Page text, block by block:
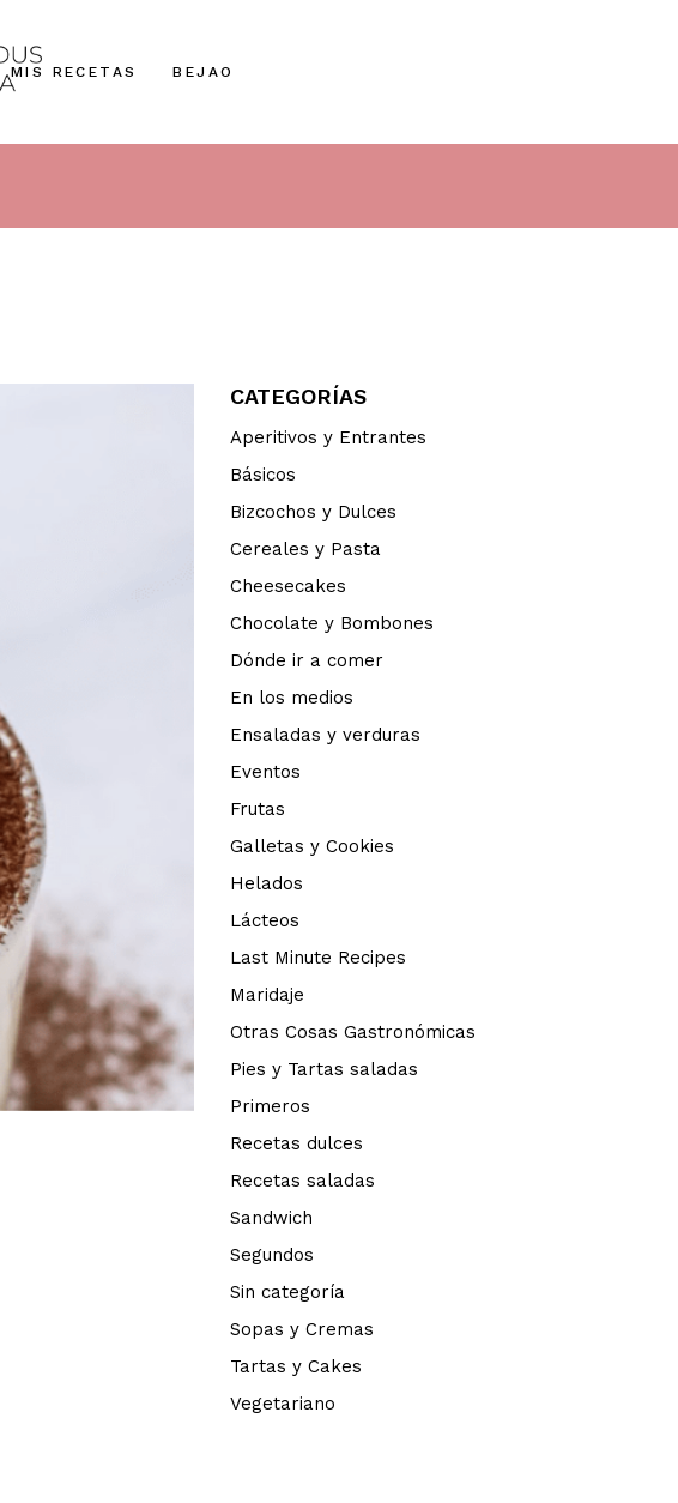
MIS RECETAS BEJAO
CATEGORÍAS
Aperitivos y Entrantes
Básicos
Bizcochos y Dulces
Cereales y Pasta
Cheesecakes
Chocolate y Bombones
Dónde ir a comer
En los medios
Ensaladas y verduras
Eventos
Frutas
Galletas y Cookies
Helados
Lácteos
Last Minute Recipes
Maridaje
Otras Cosas Gastronómicas
Pies y Tartas saladas
Primeros
Recetas dulces
Recetas saladas
Sandwich
Segundos
Sin categoría
Sopas y Cremas
Tartas y Cakes
Vegetariano